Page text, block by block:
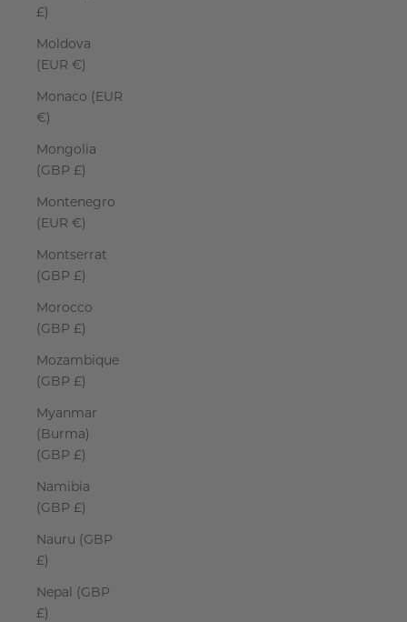
£)
Moldova
(EUR €)
Monaco (EUR
€)
Mongolia
(GBP £)
Montenegro
(EUR €)
Montserrat
(GBP £)
Morocco
(GBP £)
Mozambique
(GBP £)
Myanmar
(Burma)
(GBP £)
Namibia
(GBP £)
Nauru (GBP
£)
Nepal (GBP
£)